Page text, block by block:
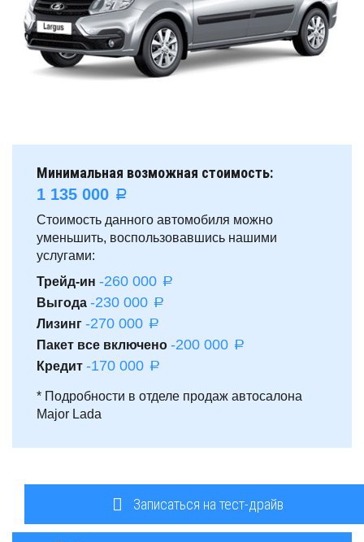
Минимальная возможная стоимость:
1 135 000 a
Стоимость данного автомобиля можно
уменьшить, воспользовавшись нашими
услугами:
Трейд-ин -260 000 a
Выгода -230 000 a
Лизинг -270 000 a
Пакет все включено -200 000 a
Кредит -170 000 a
* Подробности в отделе продаж автосалона
Major Lada
Записаться на тест-драйв